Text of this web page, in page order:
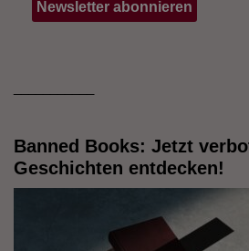
Banned Books: Jetzt
Geschichten entdecken!